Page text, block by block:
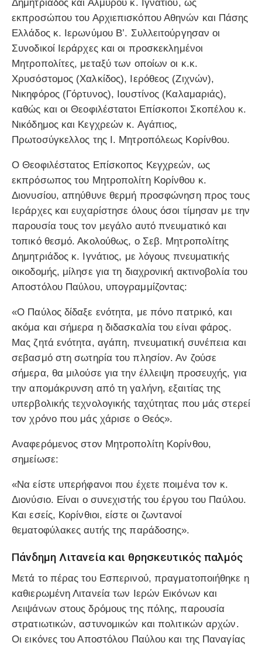
Δημητριάδος και Αλμυρού κ. Ιγνατίου, ως
εκπροσώπου του Αρχιεπισκόπου Αθηνών και Πάσης
Ελλάδος κ. Ιερωνύμου Β’. Συλλειτούργησαν οι
Συνοδικοί Ιεράρχες και οι προσκεκλημένοι
Μητροπολίτες, μεταξύ των οποίων οι κ.κ.
Χρυσόστομος (Χαλκίδος), Ιερόθεος (Ζιχνών),
Νικηφόρος (Γόρτυνος), Ιουστίνος (Καλαμαριάς),
καθώς και οι Θεοφιλέστατοι Επίσκοποι Σκοπέλου κ.
Νικόδημος και Κεγχρεών κ. Αγάπιος,
Πρωτοσύγκελλος της Ι. Μητροπόλεως Κορίνθου.
Ο Θεοφιλέστατος Επίσκοπος Κεγχρεών, ως
εκπρόσωπος του Μητροπολίτη Κορίνθου κ.
Διονυσίου, απηύθυνε θερμή προσφώνηση προς τους
Ιεράρχες και ευχαρίστησε όλους όσοι τίμησαν με την
παρουσία τους τον μεγάλο αυτό πνευματικό και
τοπικό θεσμό. Ακολούθως, ο Σεβ. Μητροπολίτης
Δημητριάδος κ. Ιγνάτιος, με λόγους πνευματικής
οικοδομής, μίλησε για τη διαχρονική ακτινοβολία του
Αποστόλου Παύλου, υπογραμμίζοντας:
«Ο Παύλος δίδαξε ενότητα, με πόνο πατρικό, και
ακόμα και σήμερα η διδασκαλία του είναι φάρος.
Μας ζητά ενότητα, αγάπη, πνευματική συνέπεια και
σεβασμό στη σωτηρία του πλησίον. Αν ζούσε
σήμερα, θα μιλούσε για την έλλειψη προσευχής, για
την απομάκρυνση από τη γαλήνη, εξαιτίας της
υπερβολικής τεχνολογικής ταχύτητας που μάς στερεί
τον χρόνο που μάς χάρισε ο Θεός».
Αναφερόμενος στον Μητροπολίτη Κορίνθου,
σημείωσε:
«Να είστε υπερήφανοι που έχετε ποιμένα τον κ.
Διονύσιο. Είναι ο συνεχιστής του έργου του Παύλου.
Και εσείς, Κορίνθιοι, είστε οι ζωντανοί
θεματοφύλακες αυτής της παράδοσης».
Πάνδημη Λιτανεία και θρησκευτικός παλμός
Μετά το πέρας του Εσπερινού, πραγματοποιήθηκε η
καθιερωμένη Λιτανεία των Ιερών Εικόνων και
Λειψάνων στους δρόμους της πόλης, παρουσία
στρατιωτικών, αστυνομικών και πολιτικών αρχών.
Οι εικόνες του Αποστόλου Παύλου και της Παναγίας